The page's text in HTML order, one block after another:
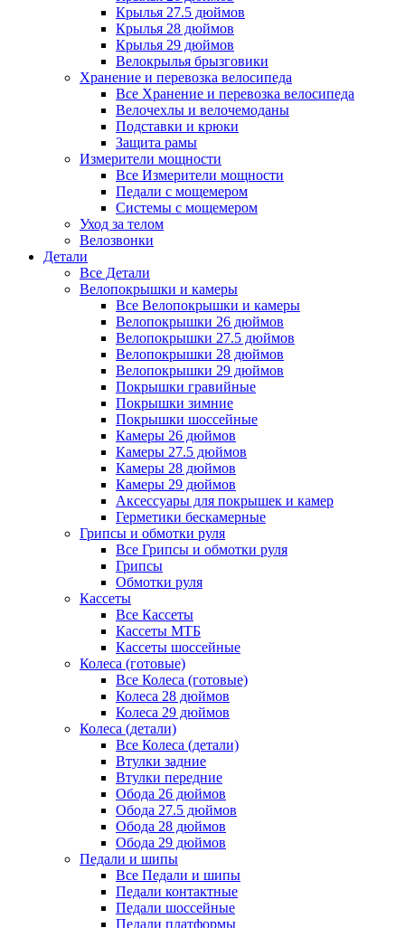
Крылья 27.5 дюймов
Крылья 28 дюймов
Крылья 29 дюймов
Велокрылья брызговики
Хранение и перевозка велосипеда
Все Хранение и перевозка велосипеда
Велочехлы и велочемоданы
Подставки и крюки
Защита рамы
Измерители мощности
Все Измерители мощности
Педали с мощемером
Системы с мощемером
Уход за телом
Велозвонки
Детали
Все Детали
Велопокрышки и камеры
Все Велопокрышки и камеры
Велопокрышки 26 дюймов
Велопокрышки 27.5 дюймов
Велопокрышки 28 дюймов
Велопокрышки 29 дюймов
Покрышки гравийные
Покрышки зимние
Покрышки шоссейные
Камеры 26 дюймов
Камеры 27.5 дюймов
Камеры 28 дюймов
Камеры 29 дюймов
Аксессуары для покрышек и камер
Герметики бескамерные
Грипсы и обмотки руля
Все Грипсы и обмотки руля
Грипсы
Обмотки руля
Кассеты
Все Кассеты
Кассеты МТБ
Кассеты шоссейные
Колеса (готовые)
Все Колеса (готовые)
Колеса 28 дюймов
Колеса 29 дюймов
Колеса (детали)
Все Колеса (детали)
Втулки задние
Втулки передние
Обода 26 дюймов
Обода 27.5 дюймов
Обода 28 дюймов
Обода 29 дюймов
Педали и шипы
Все Педали и шипы
Педали контактные
Педали шоссейные
Педали платформы